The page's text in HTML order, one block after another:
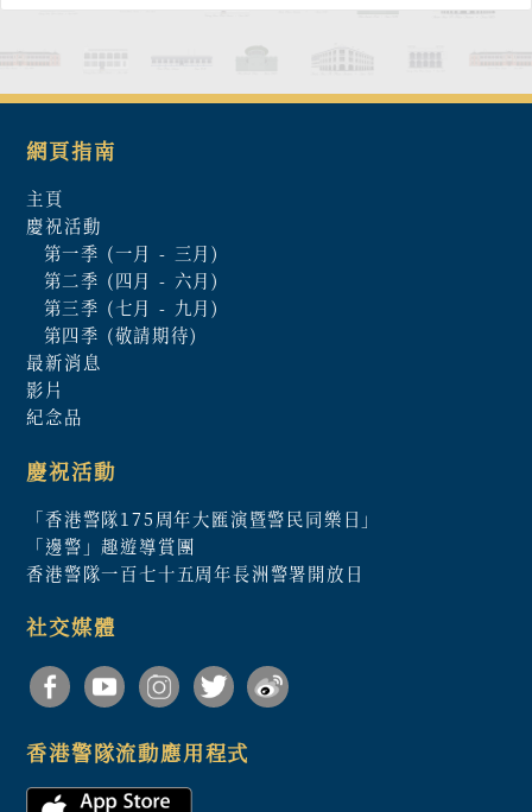
網頁指南
主頁
慶祝活動
第一季 (一月 - 三月)
第二季 (四月 - 六月)
第三季 (七月 - 九月)
第四季 (敬請期待)
最新消息
影片
紀念品
慶祝活動
「香港警隊175周年大匯演暨警民同樂日」
「邊警」趣遊導賞團
香港警隊一百七十五周年長洲警署開放日
社交媒體
香港警隊流動應用程式